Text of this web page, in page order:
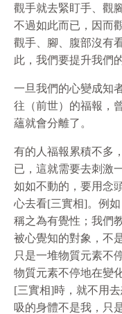
觀手就去緊盯手、觀
不過如此而已，因而
觀手、腳、腹部沒有
此，我們要提升我們
一旦我們的心變成知
往（前世）的福報，
蘊就會分離了。
有的人福報累積不多
已，這就需要去刺激
如如不動的，要用念
心去看[三實相]。例
稱之為有覺性；我們
被心覺知的對象，不
只是一堆物質元素不
物質元素不停地在變
[三實相]時，就不用
吸的身體不是我，只